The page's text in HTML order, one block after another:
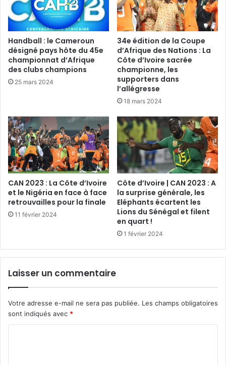
Handball : le Cameroun
désigné pays hôte du 45e
championnat d’Afrique
des clubs champions
25 mars 2024
34e édition de la Coupe
d’Afrique des Nations : La
Côte d’Ivoire sacrée
championne, les
supporters dans
l’allégresse
18 mars 2024
CAN 2023 : La Côte d’Ivoire
et le Nigéria en face à face
retrouvailles pour la finale
11 février 2024
Côte d’Ivoire | CAN 2023 : A
la surprise générale, les
Eléphants écartent les
Lions du Sénégal et filent
en quart !
1 février 2024
Laisser un commentaire
Votre adresse e-mail ne sera pas publiée. Les champs obligatoires
sont indiqués avec *